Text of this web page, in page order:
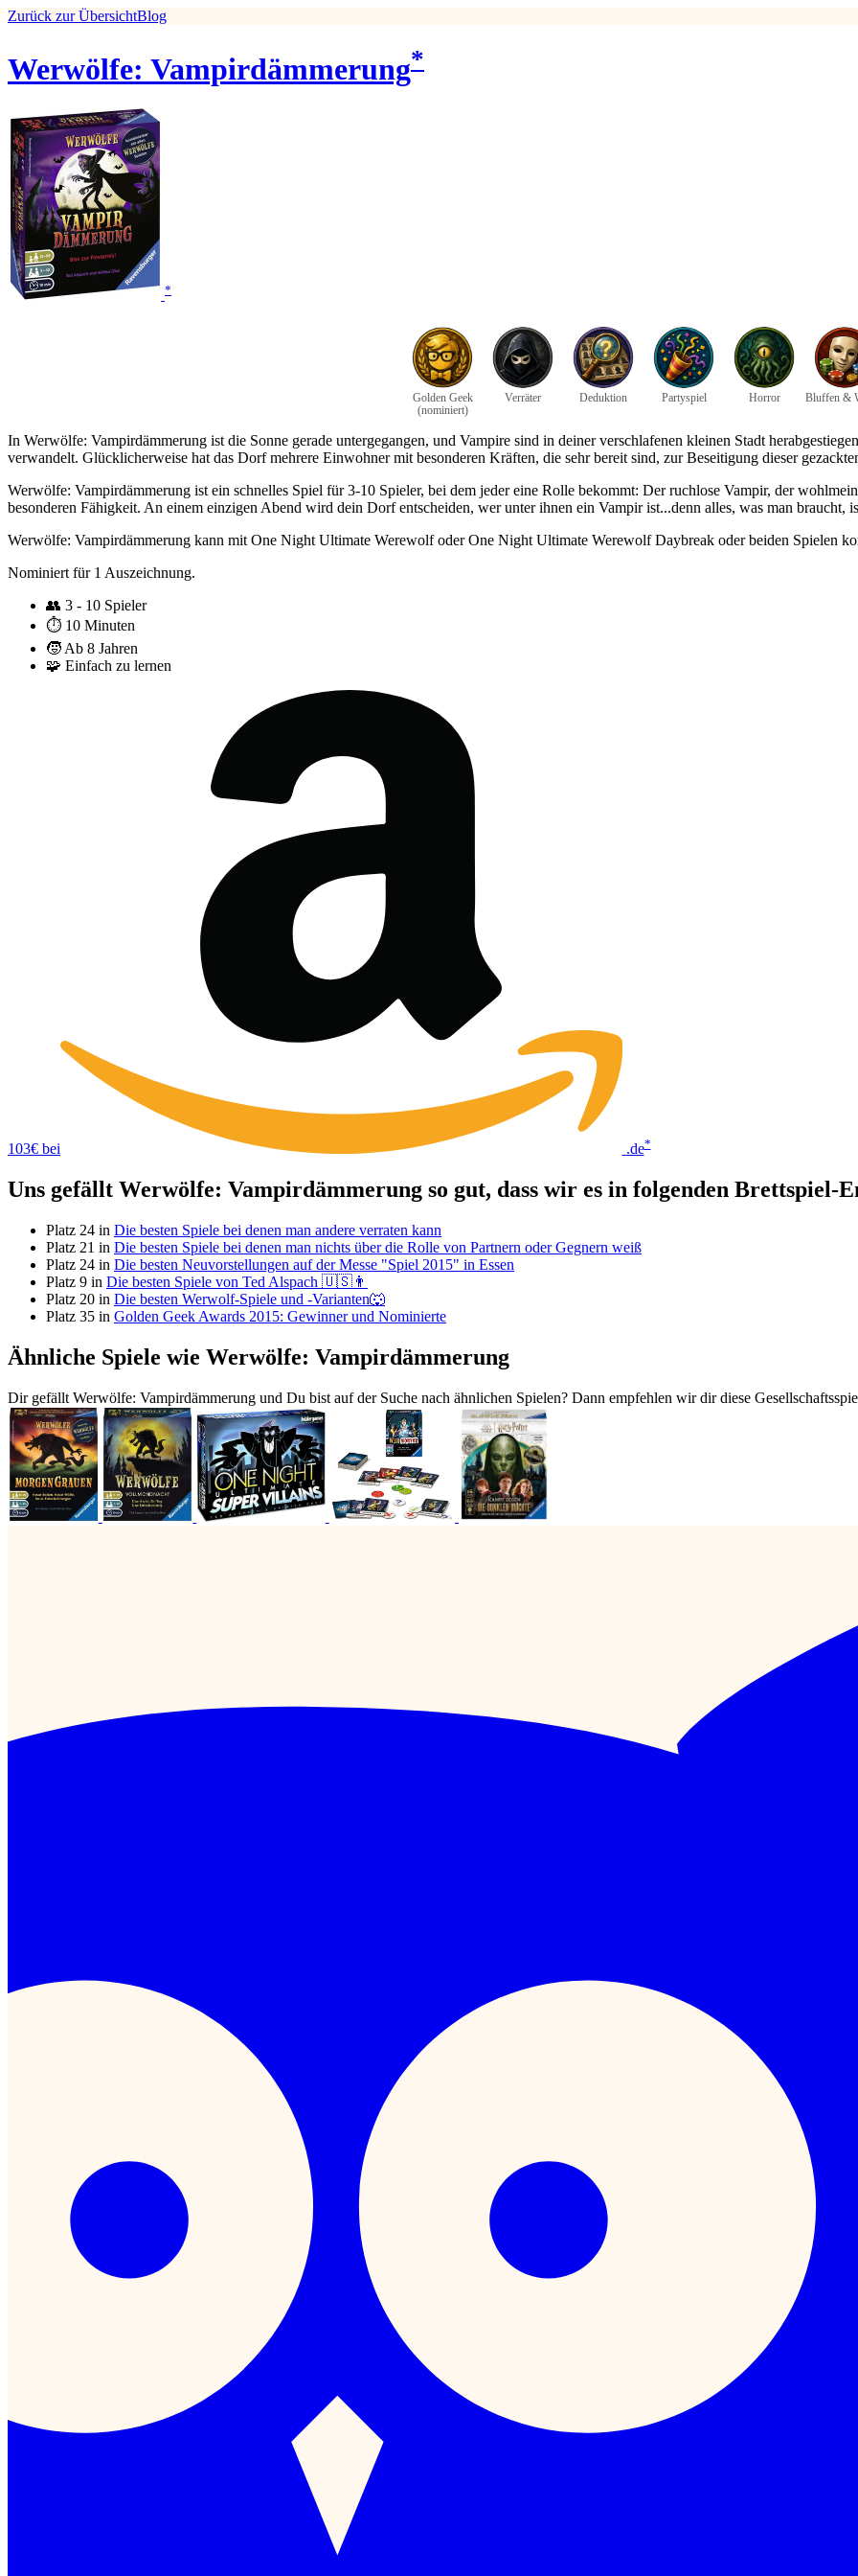
Zurück zur ÜbersichtBlog
Werwölfe: Vampirdämmerung*
*
Golden Geek
(nominiert)
Verräter Deduktion Partyspiel Horror Bluffen &
In Werwölfe: Vampirdämmerung ist die Sonne gerade untergegangen, und Vampire sind in deiner verschlafenen kleinen Stadt
verwandelt. Glücklicherweise hat das Dorf mehrere Einwohner mit besonderen Kräften, die sehr bereit sind, zur Beseitigung dieser
Werwölfe: Vampirdämmerung ist ein schnelles Spiel für 3-10 Spieler, bei dem jeder eine Rolle bekommt: Der ruchlose Vampir, der
besonderen Fähigkeit. An einem einzigen Abend wird dein Dorf entscheiden, wer unter ihnen ein Vampir ist...denn alles, was man braucht,
Werwölfe: Vampirdämmerung kann mit One Night Ultimate Werewolf oder One Night Ultimate Werewolf Daybreak oder beiden Spielen
Nominiert für 1 Auszeichnung.
👥 3 - 10 Spieler
⏱️ 10 Minuten
🧒 Ab 8 Jahren
🧩 Einfach zu lernen
103€ bei .de*
Uns gefällt Werwölfe: Vampirdämmerung so gut, dass wir es in folgenden Brettspiel-
Platz 24 in Die besten Spiele bei denen man andere verraten kann
Platz 21 in Die besten Spiele bei denen man nichts über die Rolle von Partnern oder Gegnern weiß
Platz 24 in Die besten Neuvorstellungen auf der Messe "Spiel 2015" in Essen
Platz 9 in Die besten Spiele von Ted Alspach 🇺🇸👨
Platz 20 in Die besten Werwolf-Spiele und -Varianten🐺
Platz 35 in Golden Geek Awards 2015: Gewinner und Nominierte
Ähnliche Spiele wie Werwölfe: Vampirdämmerung
Dir gefällt Werwölfe: Vampirdämmerung und Du bist auf der Suche nach ähnlichen Spielen? Dann empfehlen wir dir diese